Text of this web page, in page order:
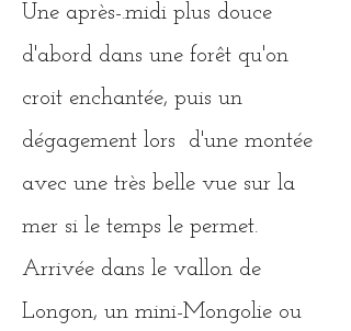
Une après-.midi plus douce
d'abord dans une forêt qu'on
croit enchantée, puis un
dégagement lors d'une montée
avec une très belle vue sur la
mer si le temps le permet.
Arrivée dans le vallon de
Longon, un mini-Mongolie ou